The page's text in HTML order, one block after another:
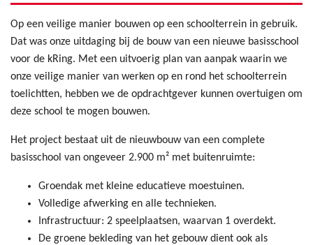
Op een veilige manier bouwen op een schoolterrein in gebruik.
Dat was onze uitdaging bij de bouw van een nieuwe basisschool
voor de kRing. Met een uitvoerig plan van aanpak waarin we
onze veilige manier van werken op en rond het schoolterrein
toelichtten, hebben we de opdrachtgever kunnen overtuigen om
deze school te mogen bouwen.
Het project bestaat uit de nieuwbouw van een complete
basisschool van ongeveer 2.900 m² met buitenruimte:
Groendak met kleine educatieve moestuinen.
Volledige afwerking en alle technieken.
Infrastructuur: 2 speelplaatsen, waarvan 1 overdekt.
De groene bekleding van het gebouw dient ook als